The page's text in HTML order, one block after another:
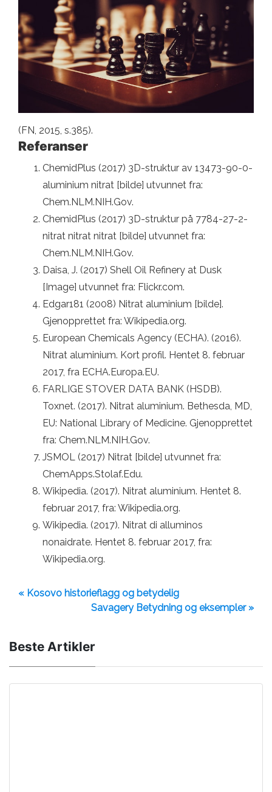
(FN, 2015, s.385).
Referanser
ChemidPlus (2017) 3D-struktur av 13473-90-0-
aluminium nitrat [bilde] utvunnet fra:
Chem.NLM.NIH.Gov.
ChemidPlus (2017) 3D-struktur på 7784-27-2-
nitrat nitrat nitrat [bilde] utvunnet fra:
Chem.NLM.NIH.Gov.
Daisa, J. (2017) Shell Oil Refinery at Dusk
[Image] utvunnet fra: Flickr.com.
Edgar181 (2008) Nitrat aluminium [bilde].
Gjenopprettet fra: Wikipedia.org.
European Chemicals Agency (ECHA). (2016).
Nitrat aluminium. Kort profil. Hentet 8. februar
2017, fra ECHA.Europa.EU.
FARLIGE STOVER DATA BANK (HSDB).
Toxnet. (2017). Nitrat aluminium. Bethesda, MD,
EU: National Library of Medicine. Gjenopprettet
fra: Chem.NLM.NIH.Gov.
JSMOL (2017) Nitrat [bilde] utvunnet fra:
ChemApps.Stolaf.Edu.
Wikipedia. (2017). Nitrat aluminium. Hentet 8.
februar 2017, fra: Wikipedia.org.
Wikipedia. (2017). Nitrat di alluminos
nonaidrate. Hentet 8. februar 2017, fra:
Wikipedia.org.
« Kosovo historieflagg og betydelig
Savagery Betydning og eksempler »
Beste Artikler